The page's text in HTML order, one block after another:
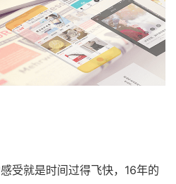
受就是时间过得飞快，16年的